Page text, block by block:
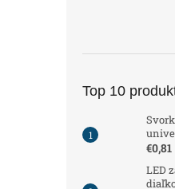
Top 10
€0,81
LED